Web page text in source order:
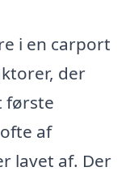
i en carport
der
første
af
lavet af. Der